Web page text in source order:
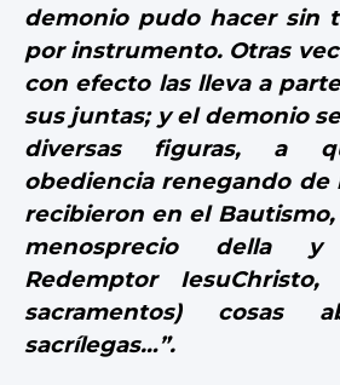
demonio pudo hacer sin
por instrumento. Otras
con efecto las lleva a
sus juntas; y el demonio
diversas figuras, a
obediencia renegando de
recibieron en el
menosprecio della
Redemptor
sacramentos) cosas
sacrílegas…”.